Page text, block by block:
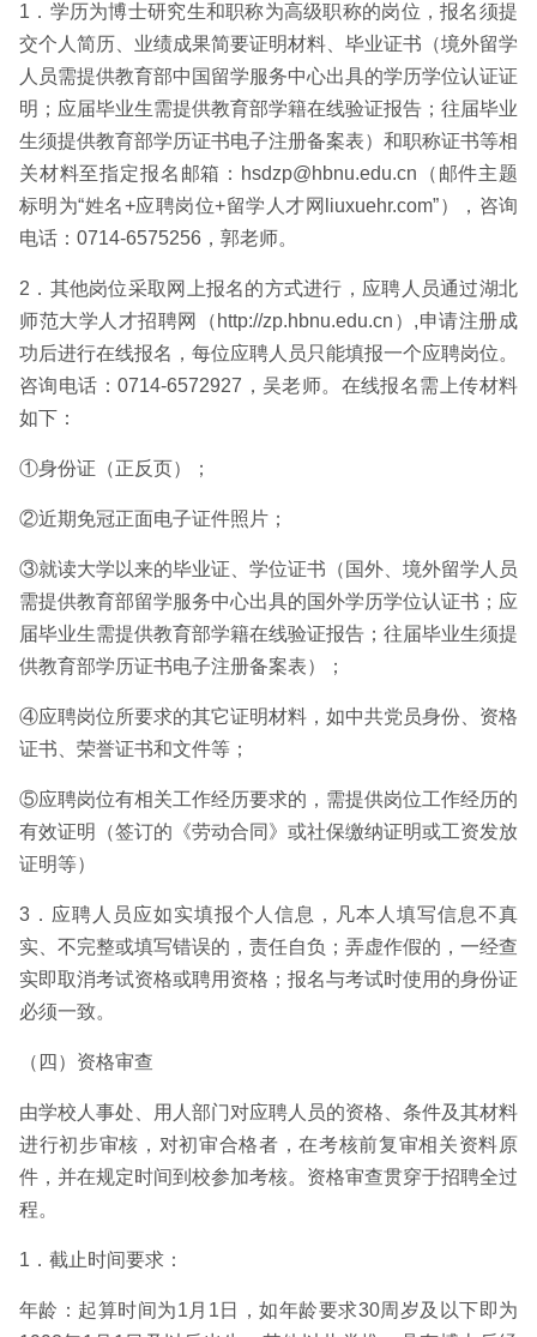
1．学历为博士研究生和职称为高级职称的岗位，报名须提
交个人简历、业绩成果简要证明材料、毕业证书（境外留学
人员需提供教育部中国留学服务中心出具的学历学位认证证
明；应届毕业生需提供教育部学籍在线验证报告；往届毕业
生须提供教育部学历证书电子注册备案表）和职称证书等相
关材料至指定报名邮箱：hsdzp@hbnu.edu.cn（邮件主题
标明为“姓名+应聘岗位+留学人才网liuxuehr.com”），咨询
电话：0714-6575256，郭老师。
2．其他岗位采取网上报名的方式进行，应聘人员通过湖北
师范大学人才招聘网（http://zp.hbnu.edu.cn）,申请注册成
功后进行在线报名，每位应聘人员只能填报一个应聘岗位。
咨询电话：0714-6572927，吴老师。在线报名需上传材料
如下：
①身份证（正反页）；
②近期免冠正面电子证件照片；
③就读大学以来的毕业证、学位证书（国外、境外留学人员
需提供教育部留学服务中心出具的国外学历学位认证书；应
届毕业生需提供教育部学籍在线验证报告；往届毕业生须提
供教育部学历证书电子注册备案表）；
④应聘岗位所要求的其它证明材料，如中共党员身份、资格
证书、荣誉证书和文件等；
⑤应聘岗位有相关工作经历要求的，需提供岗位工作经历的
有效证明（签订的《劳动合同》或社保缴纳证明或工资发放
证明等）
3．应聘人员应如实填报个人信息，凡本人填写信息不真
实、不完整或填写错误的，责任自负；弄虚作假的，一经查
实即取消考试资格或聘用资格；报名与考试时使用的身份证
必须一致。
（四）资格审查
由学校人事处、用人部门对应聘人员的资格、条件及其材料
进行初步审核，对初审合格者，在考核前复审相关资料原
件，并在规定时间到校参加考核。资格审查贯穿于招聘全过
程。
1．截止时间要求：
年龄：起算时间为1月1日，如年龄要求30周岁及以下即为